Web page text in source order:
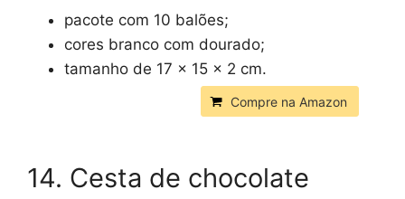
pacote com 10 balões;
cores branco com dourado;
tamanho de 17 x 15 x 2 cm.
Compre na Amazon
14. Cesta de chocolate